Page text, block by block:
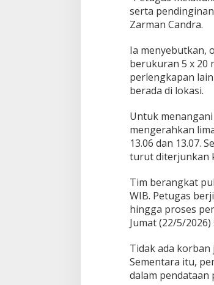
serta
Zarman Candra.
Ia menyebutkan,
berukuran 5 x 20
perlengkapan
berada di lokasi.
Untuk
mengerahkan
13.06 dan 13.07.
turut diterjunkan
Tim berangkat
WIB. Petugas
hingga proses
Jumat (22/5/
Tidak ada
Sementara itu,
dalam pendataan